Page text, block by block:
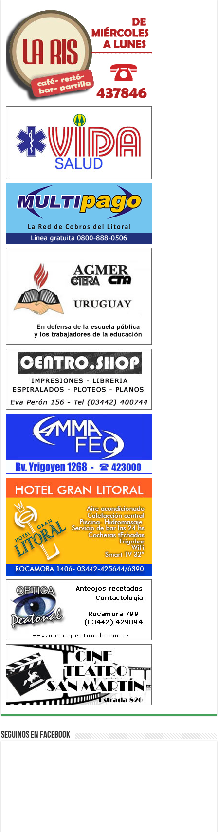
Seguinos en Facebook